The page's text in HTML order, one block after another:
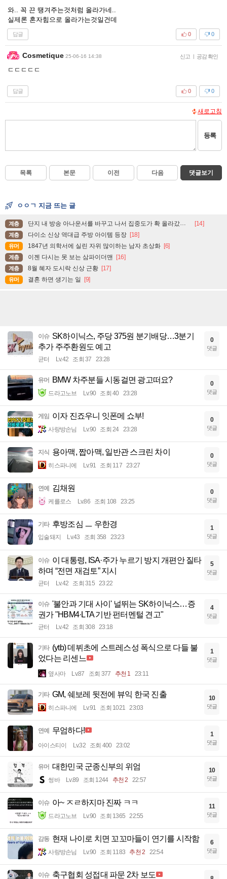
와.. 꼭 끈 땡겨주는것처럼 올라가네..
실제론 혼자힘으로 올라가는것일건데
답글 0
0
Cosmetique 25-06-16 14:38 신고 | 공감 확인
ㄷㄷㄷㄷㄷ
답글 0
0
새로고침
등록
목록 본문 이전 다음 댓글보기
ㅇㅇㄱ 지금 뜨는 글
계층 단지 내 방송 아나운서를 바꾸고 나서 집중도가 확 올라갔다는 한 아파트의 안내방송 [14]
계층 다이소 신상 역대급 주방 아이템 등장 [18]
유머 1847년 의학서에 실린 자위 많이하는 남자 초상화 [6]
계층 이젠 다시는 못 보는 삼파이더맨 [16]
계층 8월 혜자 도시락 신상 근황 [17]
유머 결혼 하면 생기는 일 [9]
이슈 SK하이닉스, 주당 375원 분기배당…3분기
추가 주주환원도 예고
균터 Lv.42 조회 37 23:28
0
댓글
유머 BMW 차주분들 시동걸면 광고떠요?
드라고노브 Lv.90 조회 40 23:28
0
댓글
게임 이자 진죠우니 잇폰메 쇼부!
사랑방손님 Lv.90 조회 24 23:28
0
댓글
지식 용아맥, 짭아맥, 일반관 스크린 차이
히스파니에 Lv.91 조회 117 23:27
0
댓글
연예 김채원
케를로스 Lv.86 조회 108 23:25
0
댓글
기타 후방조심 ㅡ 우한경
입술돼지 Lv.43 조회 358 23:23
1
댓글
이슈 이 대통령, ISA·주가 누르기 방지 개편안 질타
하며 “전면 재검토” 지시
균터 Lv.42 조회 315 23:22
5
댓글
이슈 '불안과 기대 사이' 널뛰는 SK하이닉스…증
권가 "HBM4·LTA 기반 펀터멘털 견고"
균터 Lv.42 조회 308 23:18
4
댓글
기타 (ytb) 데뷔초에 스트레스성 폭식으로 다들 불
었다는 리센느
옆사마 Lv.87 조회 377 추천 1 23:11
1
댓글
기타 GM, 쉐보레 뒷전에 뷰익 한국 진출
히스파니에 Lv.91 조회 1021 23:03
10
댓글
연예 무엄하다!
아이스티이 Lv.32 조회 400 23:02
1
댓글
유머 대한민국 군종신부의 위엄
썽바 Lv.89 조회 1244 추천 2 22:57
10
댓글
이슈 아~ ㅈㄹ하지마 진짜 ㅋㅋ
드라고노브 Lv.90 조회 1365 22:55
11
댓글
감동 현재 나이로 치면 꼬꼬마들이 연기를 시작함
사랑방손님 Lv.90 조회 1183 추천 2 22:54
6
댓글
이슈 축구협회 성접대 파문 2차 보도